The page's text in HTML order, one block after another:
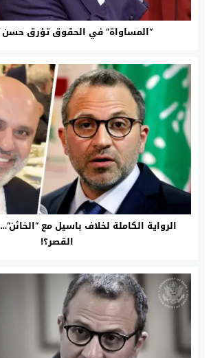
“المساواة” في الحقوق تؤرق حسن
الرواية الكاملة لخلاف باسيل مع
القصر؟!